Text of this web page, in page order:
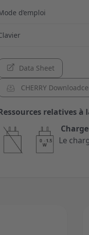
d’emploi
Data Sheet
CHERRY
relatives
Le